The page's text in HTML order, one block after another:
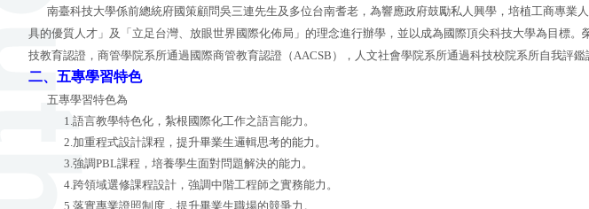
南臺科技大學係前總統府國策顧問吳三連先生及多位台南耆老，為響應政府鼓勵私人興學，培植工商專業
具的優質人才」及「立足台灣、放眼世界國際化佈局」的理念進行辦學，並以成為國際頂尖科技大學為目標
技教育認證，商管學院系所通過國際商管教育認證（AACSB ），人文社會學院系所通過科技校院系所自我評鑑
二、五專學習特色
五專學習特色為
1.語言教學特色化，紮根國際化工作之語言能力。
2.加重程式設計課程，提升畢業生邏輯思考的能力。
3.強調PBL課程，培養學生面對問題解決的能力。
4.跨領域選修課程設計，強調中階工程師之實務能力。
5.落實專業證照制度，提升畢業生職場的競爭力。